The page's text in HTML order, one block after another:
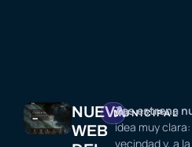
NUEVA
WEB
MUNICIPAL
Zas estrena
idea muy
vecindad y, a